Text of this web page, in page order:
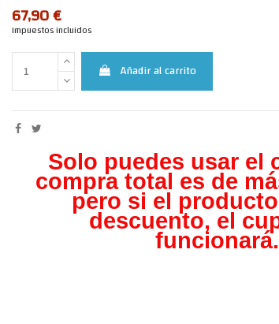
67,90 €
Impuestos incluidos
Añadir al carrito
Solo puedes usar el
compra total es de
pero si el
descuento, el
funcionará.